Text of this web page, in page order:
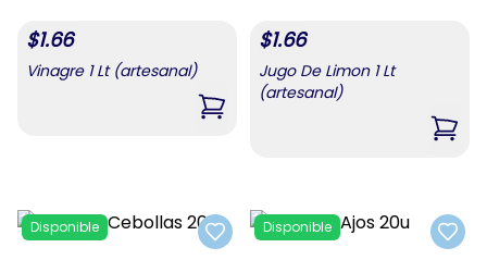
$1.66
Vinagre 1 Lt (artesanal)
,Vinagre 1 Lt (artesanal)
$1.66
Jugo De Limon 1 Lt
(artesanal)
,
Add to favorites
Disponible
Add
Disponible